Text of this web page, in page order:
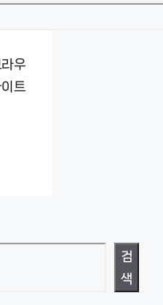
우
트
검
색